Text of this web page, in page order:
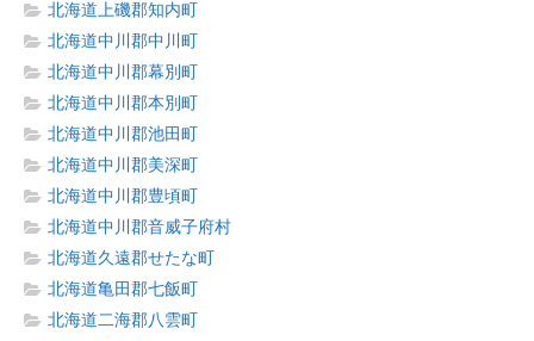
北海道上磯郡知内町
北海道中川郡中川町
北海道中川郡幕別町
北海道中川郡本別町
北海道中川郡池田町
北海道中川郡美深町
北海道中川郡豊頃町
北海道中川郡音威子府村
北海道久遠郡せたな町
北海道亀田郡七飯町
北海道二海郡八雲町